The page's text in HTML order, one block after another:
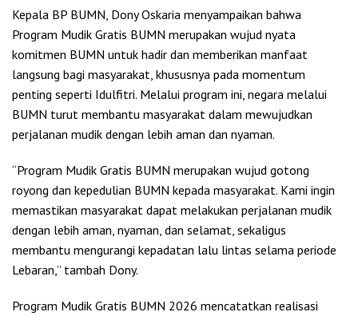
Kepala BP BUMN, Dony Oskaria menyampaikan bahwa
Program Mudik Gratis BUMN merupakan wujud nyata
komitmen BUMN untuk hadir dan memberikan manfaat
langsung bagi masyarakat, khususnya pada momentum
penting seperti Idulfitri. Melalui program ini, negara melalui
BUMN turut membantu masyarakat dalam mewujudkan
perjalanan mudik dengan lebih aman dan nyaman.
“Program Mudik Gratis BUMN merupakan wujud gotong
royong dan kepedulian BUMN kepada masyarakat. Kami ingin
memastikan masyarakat dapat melakukan perjalanan mudik
dengan lebih aman, nyaman, dan selamat, sekaligus
membantu mengurangi kepadatan lalu lintas selama periode
Lebaran,” tambah Dony.
Program Mudik Gratis BUMN 2026 mencatatkan realisasi